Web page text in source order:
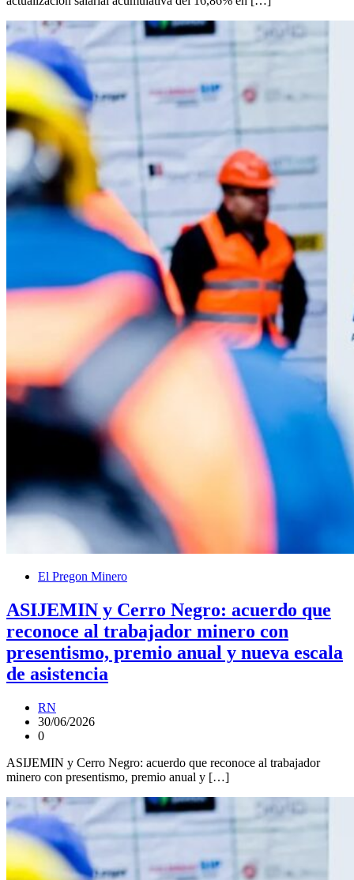
El Pregon Minero
ASIJEMIN y Cerro Negro: acuerdo que
reconoce al trabajador minero con
presentismo, premio anual y nueva escala
de asistencia
RN
30/06/2026
0
ASIJEMIN y Cerro Negro: acuerdo que reconoce al trabajador
minero con presentismo, premio anual y […]